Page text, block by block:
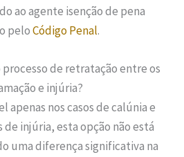
ao agente isenção de pena
peloCódigo Penal.
de retratação entre os
e injúria?
apenas nos casos de calúnia e
de injúria, esta opção não está
uma diferença significativa na